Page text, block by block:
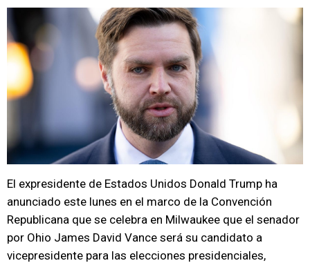
El expresidente de Estados Unidos Donald Trump ha
anunciado este lunes en el marco de la Convención
Republicana que se celebra en Milwaukee que el senador
por Ohio James David Vance será su candidato a
vicepresidente para las elecciones presidenciales,